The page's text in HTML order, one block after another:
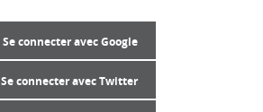
Se connecter avec Google
Se connecter avec Twitter